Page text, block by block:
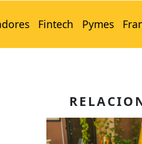
Fintech Pymes